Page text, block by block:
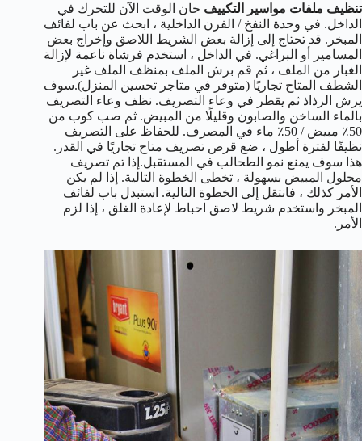
تنظيف ملفات مواسير التكييف حان الوقت الآن للتحرك في
الداخل. في وحدة النفخ / الفرن الداخلية ، ابحث عن باب لفائف
المبخر. قد تحتاج إلى إزالة بعض الشريط اللاصق وإخراج بعض
المسامير أو البراغي. في الداخل ، استخدم فرشاة ناعمة لإزالة
الغبار من الملف ، ثم قم برش الملف بمنظف الملف غير
الشطف المتاح تجاريًا (متوفر في متاجر تحسين المنزل).سوف
يرش الرذاذ ثم يقطر في وعاء التصريف. نظف وعاء التصريف
بالماء الساخن والصابون وقليلًا من المبيض. ثم صب كوب من
50٪ مبيض / 50٪ ماء في المصرف. للحفاظ على التصريف
نظيفًا لفترة أطول ، ضع قرص تصريف متاح تجاريًا في القدر.
هذا سوف يمنع نمو الطحالب في المستقبل.إذا تم تصريف
محلول المبيض بسهولة ، تخطى الخطوة التالية. إذا لم يكن
الأمر كذلك ، فانتقل إلى الخطوة التالية. استبدل باب لفائف
المبخر واستخدم شريط لاصق احباط لإعادة الغلق ، إذا لزم
الأمر.